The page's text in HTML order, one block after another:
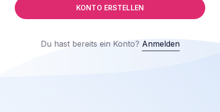
KONTO ERSTELLEN
Du hast bereits ein Konto? Anmelden